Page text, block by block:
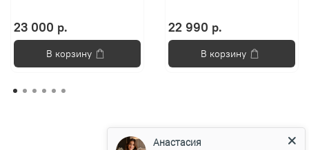
23 000 р.
В корзину
22 990 р.
В корзину
Анастасия